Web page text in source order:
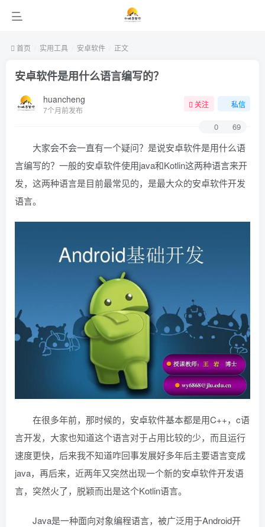
首页 实用工具 安卓软件 正文
安卓软件是用什么语言编写的？
huancheng
7个月前发布
关注 私信
0 69
大家会不会一直有一个疑问？是说安卓软件是用什么语
言编写的？一般的安卓软件使用java和Kotlin这两种语言来开
发，这两种语言是目前最常见的，是最大众的安卓软件开发
语言。
在很多年前，那时候的，安卓软件基本都是用C++，c语
言开发，大家也知道这个语言对于占用比较的少，而且运行
速度更快，后来我不知道咋回事发展好多年后主要语言变成
java，再后来，近两年又突然出现一个新的安卓软件开发语
言，突然火了，脱颖而出是这个Kotlin语言。
Java是一种面向对象编程语言，被广泛用于Android开